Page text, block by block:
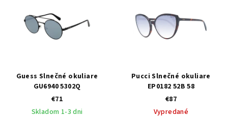
Guess Slnečné okuliare
GU6940 5302Q
€71
Skladom 1-3 dni
Pucci Slnečné okuliare
EP0182 52B 58
€87
Vypredané